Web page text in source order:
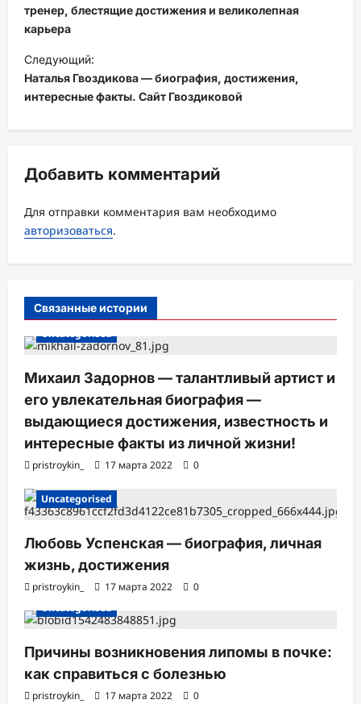
в
и
г
а
я
з
а
п
и
тренер, блестящие достижения и великолепная
карьера
Следующий:
Наталья Гвоздикова — биография, достижения,
интересные факты. Сайт Гвоздиковой
Добавить комментарий
Для отправки комментария вам необходимо
авторизоваться.
Связанные истории
Uncategorised
Михаил Задорнов — талантливый артист и
его увлекательная биография —
выдающиеся достижения, известность и
интересные факты из личной жизни!
pristroykin_ 17 марта 2022 0
Uncategorised
Любовь Успенская — биография, личная
жизнь, достижения
pristroykin_ 17 марта 2022
0
Uncategorised
Причины возникновения липомы в почке:
как справиться с болезнью
pristroykin_ 17 марта 2022 0